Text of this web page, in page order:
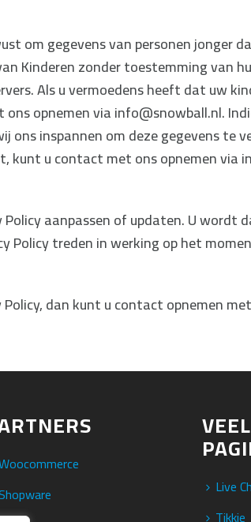
om gegevens van personen jonger
Kinderen zonder toestemming van
Als u vermoedens heeft dat uw
opnemen via info@snowball.nl.
ons inspannen om deze gegevens te
kunt u contact met ons opnemen via
aanpassen of updaten. U wordt
Policy treden in werking op het
dan kunt u contact opnemen
Live
Tikkie